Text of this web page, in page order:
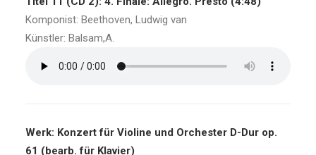
Komponist: Beethoven, Ludwig van
Künstler: Balsam,A.
Werk: Konzert für Violine und Orchester D-Dur op.
61 (bearb. für Klavier)